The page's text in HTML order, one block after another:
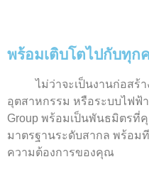
พร้อมเติบโตไปกับทุก
ไม่ว่าจะเป็นงานก่อสร้าง
อุตสาหกรรม หรือระบบไฟฟ้
Group พร้อมเป็นพันธมิตรที่
มาตรฐานระดับสากล พร้อ
ความต้องการของคุณ